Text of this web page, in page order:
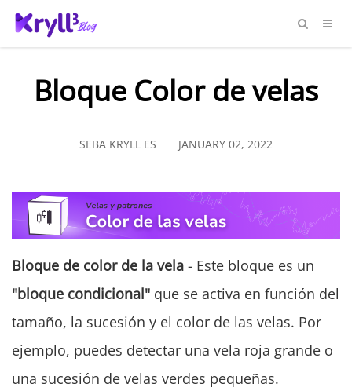
Bloque Color de velas
SEBA KRYLL ES JANUARY 02, 2022
Bloque de color de la vela - Este bloque es un
"bloque condicional" que se activa en función del
tamaño, la sucesión y el color de las velas. Por
ejemplo, puedes detectar una vela roja grande o
una sucesión de velas verdes pequeñas.